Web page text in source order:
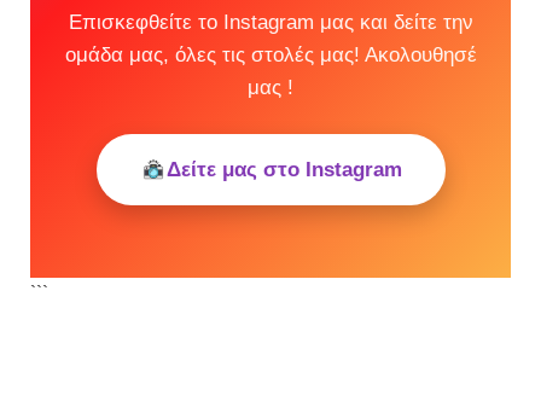
Επισκεφθείτε το Instagram μας και δείτε την
ομάδα μας, όλες τις στολές μας! Ακολουθησέ
μας !
Δείτε μας στο Instagram
```